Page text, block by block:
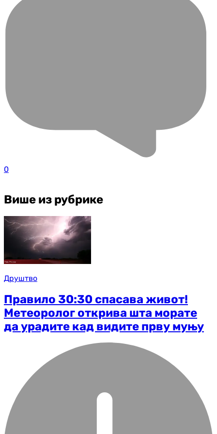
0
Више из рубрике
Друштво
Правило 30:30 спасава живот!
Метеоролог открива шта морате
да урадите кад видите прву муњу